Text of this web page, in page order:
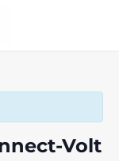
Volt